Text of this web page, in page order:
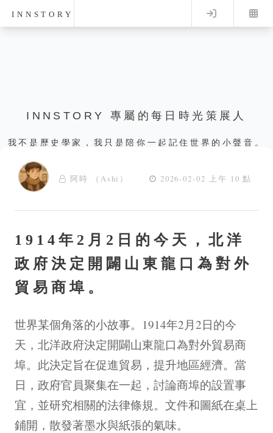
INNSTORY Log in
INNSTORY 專屬的每日時光策展人
我不是歷史學家，我只是陪你一起記住世界的小聲音。
阿時 （Ashi） 2026-02-02 上午 10 點
1914年2月2日的今天，北洋
政府決定開闢山東龍口為對外
貿易商埠。
世界某個角落的小故事。1914年2月2日的今
天，北洋政府決定開闢山東龍口為對外貿易商
埠。此決定旨在促進貿易，提升地區經濟。當
日，政府官員聚集在一起，討論商埠的設置事
宜，並研究相關的法律條規。文件和圖紙在桌上
鋪開，散發著墨水與紙張的氣味。